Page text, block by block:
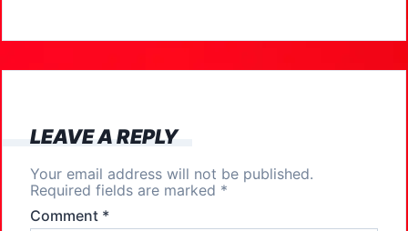
b
o
k
d
o
LEAVE A REPLY
Your email address will not be published.
Required fields are marked *
Comment *